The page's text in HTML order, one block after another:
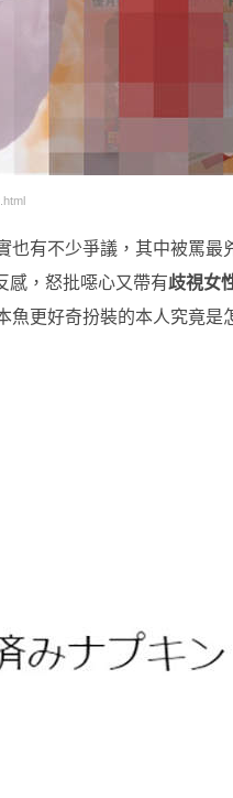
也有不少爭議，其中被罵最
感，怒批噁心又帶有歧視女
魚更好奇扮裝的本人究竟是